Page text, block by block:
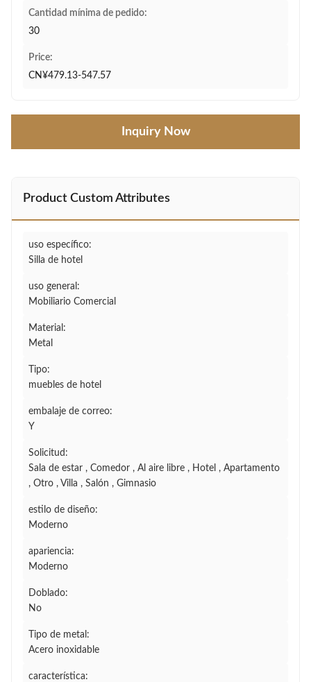
Cantidad mínima de pedido:
30
Price:
CN¥479.13-547.57
Inquiry Now
Product Custom Attributes
uso específico:
Silla de hotel
uso general:
Mobiliario Comercial
Material:
Metal
Tipo:
muebles de hotel
embalaje de correo:
Y
Solicitud:
Sala de estar , Comedor , Al aire libre , Hotel , Apartamento
, Otro , Villa , Salón , Gimnasio
estilo de diseño:
Moderno
apariencia:
Moderno
Doblado:
No
Tipo de metal:
Acero inoxidable
característica: